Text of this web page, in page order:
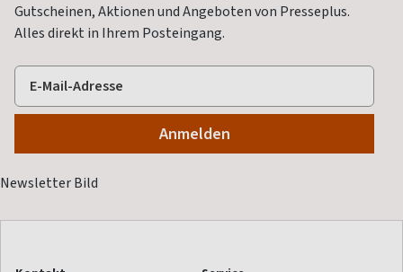
Gutscheinen, Aktionen und Angeboten von Presseplus.
Alles direkt in Ihrem Posteingang.